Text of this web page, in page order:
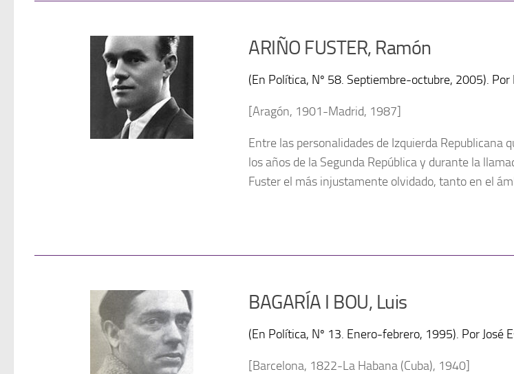
ARIÑO FUSTER, Ramón
(En Política, Nº 58. Septiembre-octubre, 2005). Por
[Aragón, 1901-Madrid, 1987]
Entre las personalidades de Izquierda Republicana
los años de la Segunda República y durante la
Fuster el más injustamente olvidado, tanto en el
BAGARÍA I BOU, Luis
(En Política, Nº 13. Enero-febrero, 1995). Por José
[Barcelona, 1822-La Habana (Cuba), 1940]